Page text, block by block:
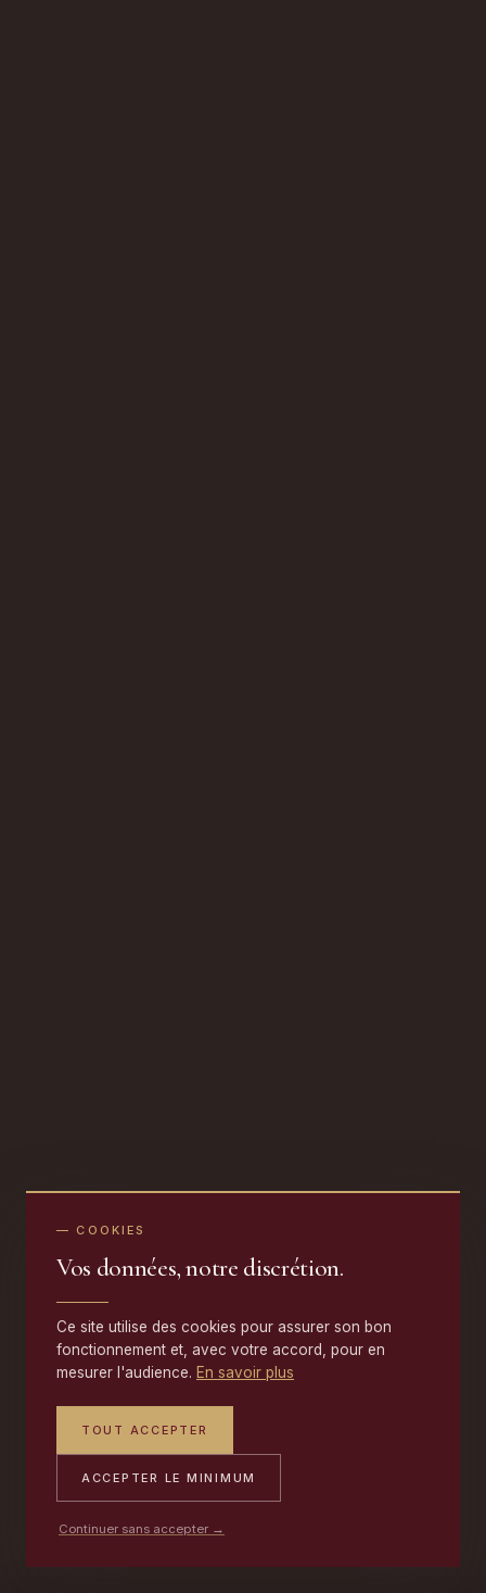
— COOKIES
Vos données, notre discrétion.
Ce site utilise des cookies pour assurer son bon
fonctionnement et, avec votre accord, pour en
mesurer l'audience. En savoir plus
TOUT ACCEPTER
ACCEPTER LE MINIMUM
Continuer sans accepter →